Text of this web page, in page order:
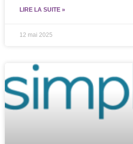
LIRE LA SUITE »
12 mai 2025